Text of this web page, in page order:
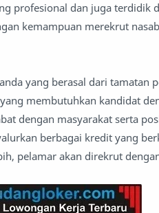
profesional dan juga terdidik
kemampuan merekrut
yang berasal dari tamatan
membutuhkan kandidat
dengan masyarakat serta
berbagai kredit yang
pelamar akan direkrut